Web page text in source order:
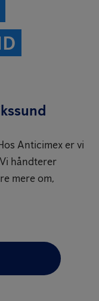
Anticimex er vi
håndterer
mere om,